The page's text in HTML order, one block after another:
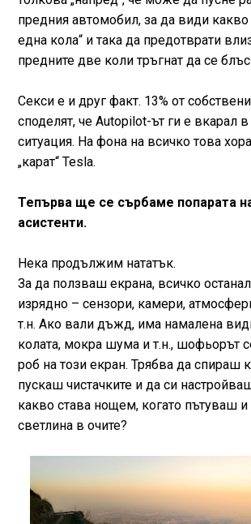
предния автомобил, за да види какво
една кола“ и така да предотврати
предните две коли тръгнат да се
Секси е и друг факт. 13% от
споделят, че Autopilot-ът ги е вкарал
ситуация. На фона на всичко това
„карат“ Tesla.
Тепърва ще се сърбаме попарата
асистенти.
Нека продължим нататък.
За да ползваш екрана, всичко
изрядно – сензори, камери,
т.н. Ако вали дъжд, има намалена
колата, мокра шума и т.н., шофьорът
роб на този екран. Трябва да спираш
пускаш чистачките и да си
какво става нощем, когато пътуваш
светлина в очите?